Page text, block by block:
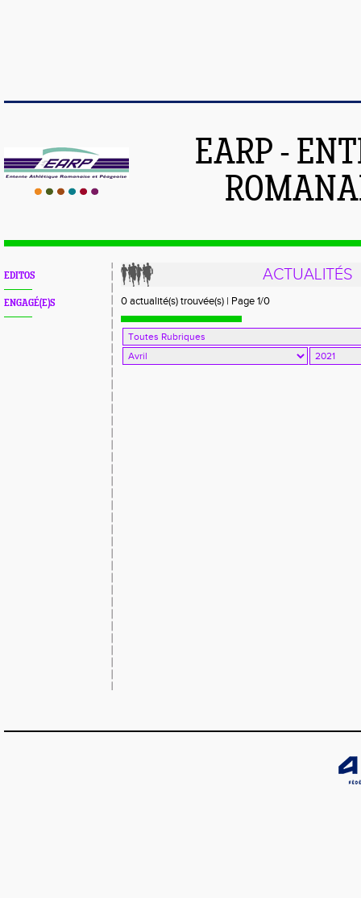
EARP -
EDITOS
ENGAGÉ(E)S
ACTUALITÉS
0 actualité(s) trouvée(s) | Page 1/0